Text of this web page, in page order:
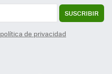
SUSCRIBIR
política de privacidad